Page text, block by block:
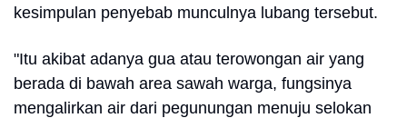
kesimpulan penyebab munculnya lubang tersebut.
"Itu akibat adanya gua atau terowongan air yang
berada di bawah area sawah warga, fungsinya
mengalirkan air dari pegunungan menuju selokan